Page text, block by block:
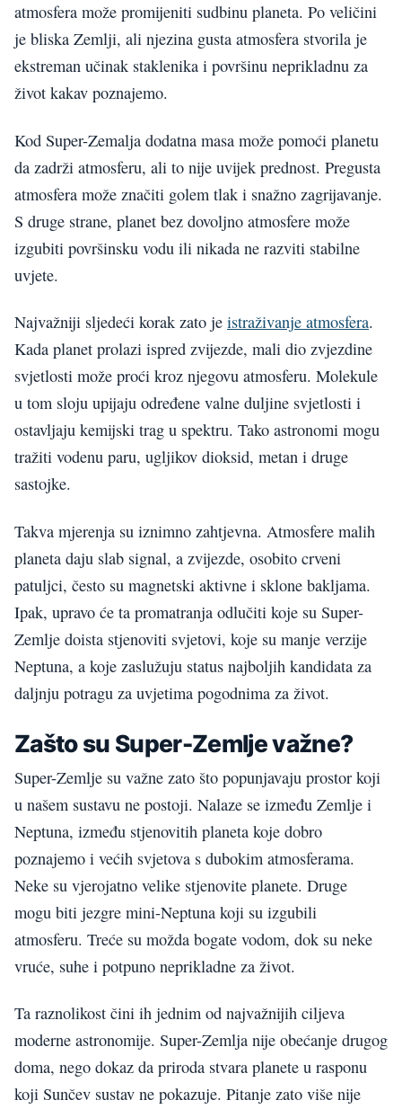
atmosfera može promijeniti sudbinu planeta. Po veličini
je bliska Zemlji, ali njezina gusta atmosfera stvorila je
ekstreman učinak staklenika i površinu neprikladnu za
život kakav poznajemo.
Kod Super-Zemalja dodatna masa može pomoći planetu
da zadrži atmosferu, ali to nije uvijek prednost. Pregusta
atmosfera može značiti golem tlak i snažno zagrijavanje.
S druge strane, planet bez dovoljno atmosfere može
izgubiti površinsku vodu ili nikada ne razviti stabilne
uvjete.
Najvažniji sljedeći korak zato je istraživanje atmosfera.
Kada planet prolazi ispred zvijezde, mali dio zvjezdine
svjetlosti može proći kroz njegovu atmosferu. Molekule
u tom sloju upijaju određene valne duljine svjetlosti i
ostavljaju kemijski trag u spektru. Tako astronomi mogu
tražiti vodenu paru, ugljikov dioksid, metan i druge
sastojke.
Takva mjerenja su iznimno zahtjevna. Atmosfere malih
planeta daju slab signal, a zvijezde, osobito crveni
patuljci, često su magnetski aktivne i sklone bakljama.
Ipak, upravo će ta promatranja odlučiti koje su Super-
Zemlje doista stjenoviti svjetovi, koje su manje verzije
Neptuna, a koje zaslužuju status najboljih kandidata za
daljnju potragu za uvjetima pogodnima za život.
Zašto su Super-Zemlje važne?
Super-Zemlje su važne zato što popunjavaju prostor koji
u našem sustavu ne postoji. Nalaze se između Zemlje i
Neptuna, između stjenovitih planeta koje dobro
poznajemo i većih svjetova s dubokim atmosferama.
Neke su vjerojatno velike stjenovite planete. Druge
mogu biti jezgre mini-Neptuna koji su izgubili
atmosferu. Treće su možda bogate vodom, dok su neke
vruće, suhe i potpuno neprikladne za život.
Ta raznolikost čini ih jednim od najvažnijih ciljeva
moderne astronomije. Super-Zemlja nije obećanje drugog
doma, nego dokaz da priroda stvara planete u rasponu
koji Sunčev sustav ne pokazuje. Pitanje zato više nije